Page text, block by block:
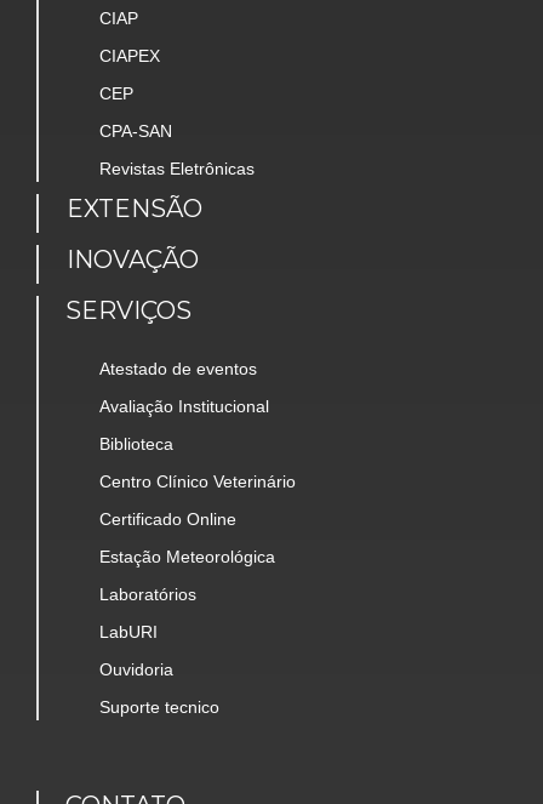
CIAP
CIAPEX
CEP
CPA-SAN
Revistas Eletrônicas
EXTENSÃO
INOVAÇÃO
SERVIÇOS
Atestado de eventos
Avaliação Institucional
Biblioteca
Centro Clínico Veterinário
Certificado Online
Estação Meteorológica
Laboratórios
LabURI
Ouvidoria
Suporte tecnico